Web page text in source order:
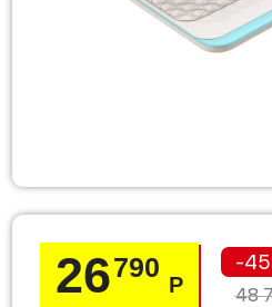
26790
Р
-45
48